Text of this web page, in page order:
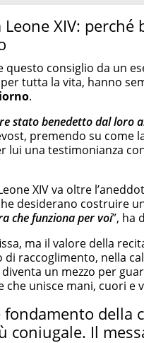
XIV: perché
questo consiglio da un
tutta la vita, hanno
.
stato benedetto dal loro
premendo su come
lui una testimonianza
XIV va oltre
desiderano costruire
che funziona per voi”, ha
ma il valore della
raccoglimento, nella
un mezzo per
che unisce mani, cuori e
fondamento della
coniugale. Il